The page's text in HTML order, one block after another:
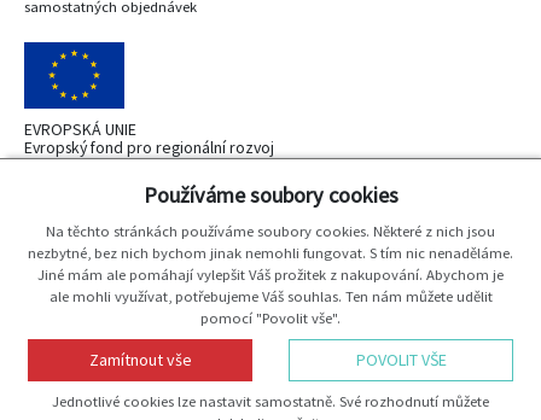
samostatných objednávek
EVROPSKÁ UNIE
Evropský fond pro regionální rozvoj
OP Podnikání a inovace pro konkurenceshopnost
MINISTERSTVO
PRŮMYSLU A OBCHODU
Všechna práva vyhrazena
Používáme soubory cookies
Na těchto stránkách používáme soubory cookies. Některé z nich jsou
nezbytné, bez nich bychom jinak nemohli fungovat. S tím nic nenaděláme.
Jiné mám ale pomáhají vylepšit Váš prožitek z nakupování. Abychom je
ale mohli využívat, potřebujeme Váš souhlas. Ten nám můžete udělit
pomocí "Povolit vše".
Zamítnout vše POVOLIT VŠE
Jednotlivé cookies lze nastavit samostatně. Své rozhodnutí můžete